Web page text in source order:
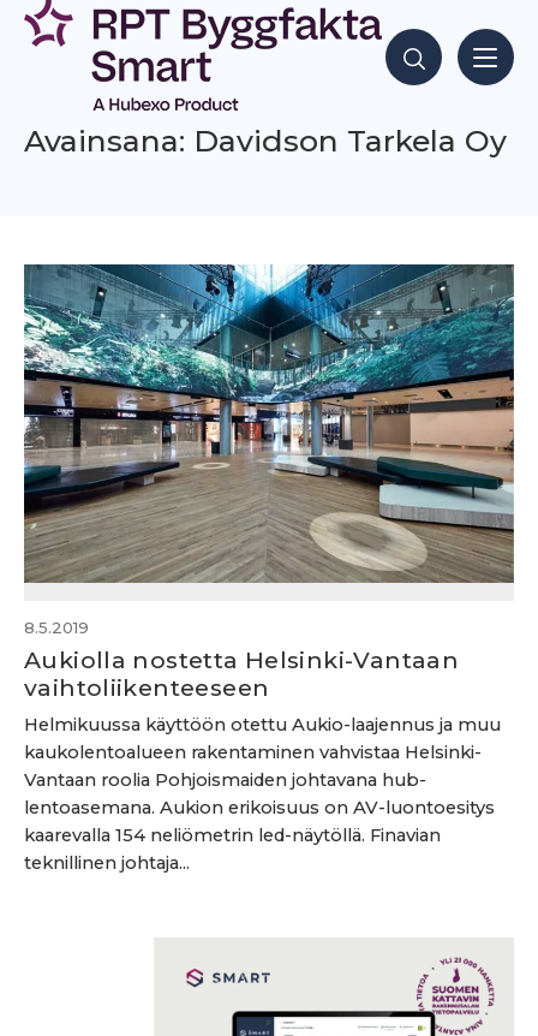
Siirry
sisältöön
Hae sisältöjä
Avainsana: Davidson Tarkela Oy
8.5.2019
Aukiolla nostetta Helsinki-Vantaan
vaihtoliikenteeseen
Helmikuussa käyttöön otettu Aukio-laajennus ja muu
kaukolentoalueen rakentaminen vahvistaa Helsinki-
Vantaan roolia Pohjoismaiden johtavana hub-
lentoasemana. Aukion erikoisuus on AV-luontoesitys
kaarevalla 154 neliömetrin led-näytöllä. Finavian
teknillinen johtaja...